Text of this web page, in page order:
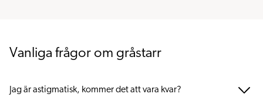
Vanliga frågor om gråstarr
Jag är astigmatisk, kommer det att vara kvar?